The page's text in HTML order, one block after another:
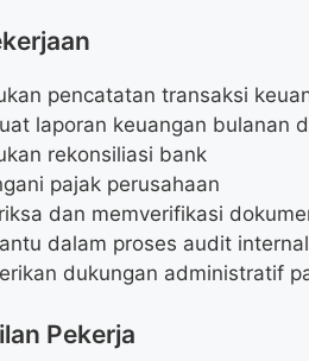
pencatatan transaksi
laporan keuangan bulanan
rekonsiliasi bank
pajak perusahaan
dan memverifikasi
dalam proses audit
dukungan administratif
Pekerja